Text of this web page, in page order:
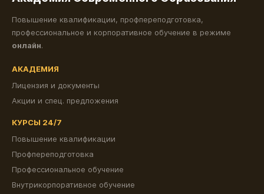
Повышение квалификации, профпереподготовка,
профессиональное и корпоративное обучение в режиме
онлайн.
АКАДЕМИЯ
Лицензия и документы
Акции и спец. предложения
КУРСЫ 24/7
Повышение квалификации
Профпереподготовка
Профессиональное обучение
Внутрикорпоративное обучение